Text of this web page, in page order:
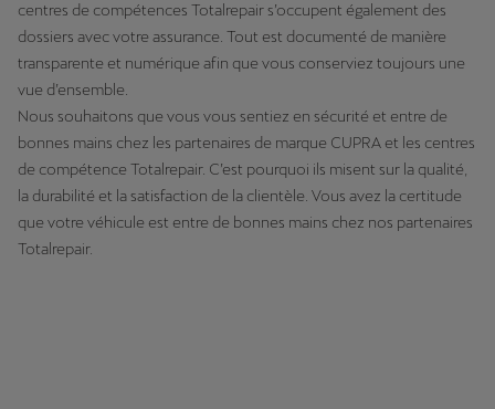
centres de compétences Totalrepair s’occupent également des
dossiers avec votre assurance. Tout est documenté de manière
transparente et numérique afin que vous conserviez toujours une
vue d’ensemble.
Nous souhaitons que vous vous sentiez en sécurité et entre de
bonnes mains chez les partenaires de marque CUPRA et les centres
de compétence Totalrepair. C’est pourquoi ils misent sur la qualité,
la durabilité et la satisfaction de la clientèle. Vous avez la certitude
que votre véhicule est entre de bonnes mains chez nos partenaires
Totalrepair.